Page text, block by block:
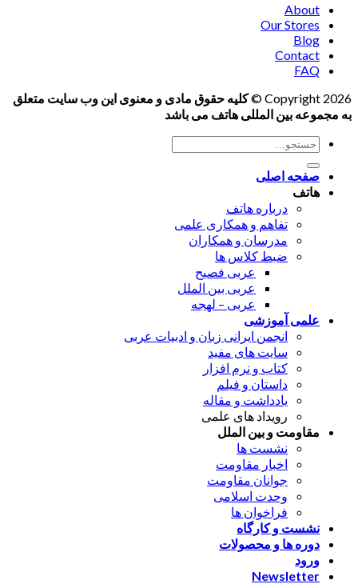
About
Our Stores
Blog
Contact
FAQ
Copyright 2026 ©
کلیه حقوق مادی و معنوی این وب سایت متعلق
به مجموعه بین المللی هاتف می باشد
جستجو
برای:
صفحه اصلی
هاتف
درباره هاتف
تفاهم و همکاری علمی
مدرسان و همکاران
ضبط کلاس ها
عربی فصیح
عربی بین الملل
عربی – لهجه
علمی آموزشی
انجمن ایرانی زبان و ادبیات عربی
سایت های مفید
کتاب و نرم افزار
داستان و فیلم
یادداشت و مقاله
رویداد های علمی
مقاومت و بین الملل
نشست ها
اخبار مقاومت
جوانان مقاومت
وحدت اسلامی
فراخوان ها
نشست و کارگاه
دوره ها و محصولات
ورود
Newsletter